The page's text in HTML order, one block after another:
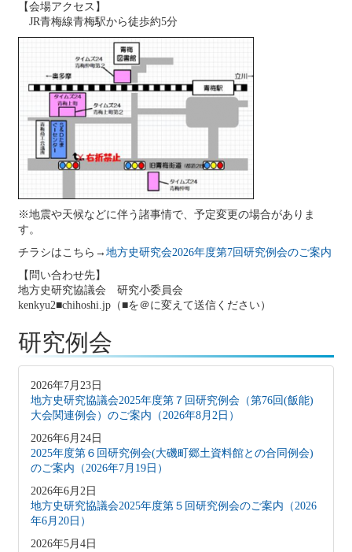
【会場アクセス】
JR青梅線青梅駅から徒歩約5分
※地震や天候などに伴う諸事情で、予定変更の場合がありま
す。
チラシはこちら→ 地方史研究会2026年度第7回研究例会のご案内
【問い合わせ先】
地方史研究協議会 研究小委員会
kenkyu2■chihoshi.jp（■を＠に変えて送信ください）
研究例会
2026年7月23日
地方史研究協議会2025年度第７回研究例会（第76回(飯能)
大会関連例会）のご案内（2026年8月2日）
2026年6月24日
2025年度第６回研究例会(大磯町郷土資料館との合同例会)
のご案内（2026年7月19日）
2026年6月2日
地方史研究協議会2025年度第５回研究例会のご案内（2026
年6月20日）
2026年5月4日